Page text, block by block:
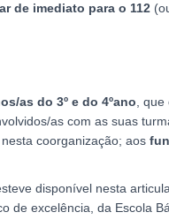
de imediato para o 112
as do 3º e do 4ºano ,
as com as suas
coorganização; aos
disponível nesta
de excelência, da Escola